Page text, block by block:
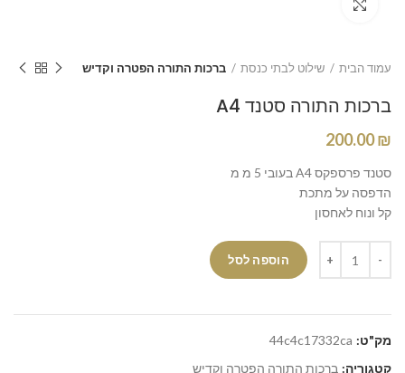
עמוד הבית שילוט לבתי כנסת ברכות התורה הפטרה וקדיש
ברכות התורה סטנד A4
200.00₪
סטנד פרספקס A4 בעובי 5 מ מ
הדפסה על מתכת
קל ונוח לאחסון
הוספה לסל
מק"ט: 44c4c17332ca
קטגוריה: ברכות התורה הפטרה וקדיש